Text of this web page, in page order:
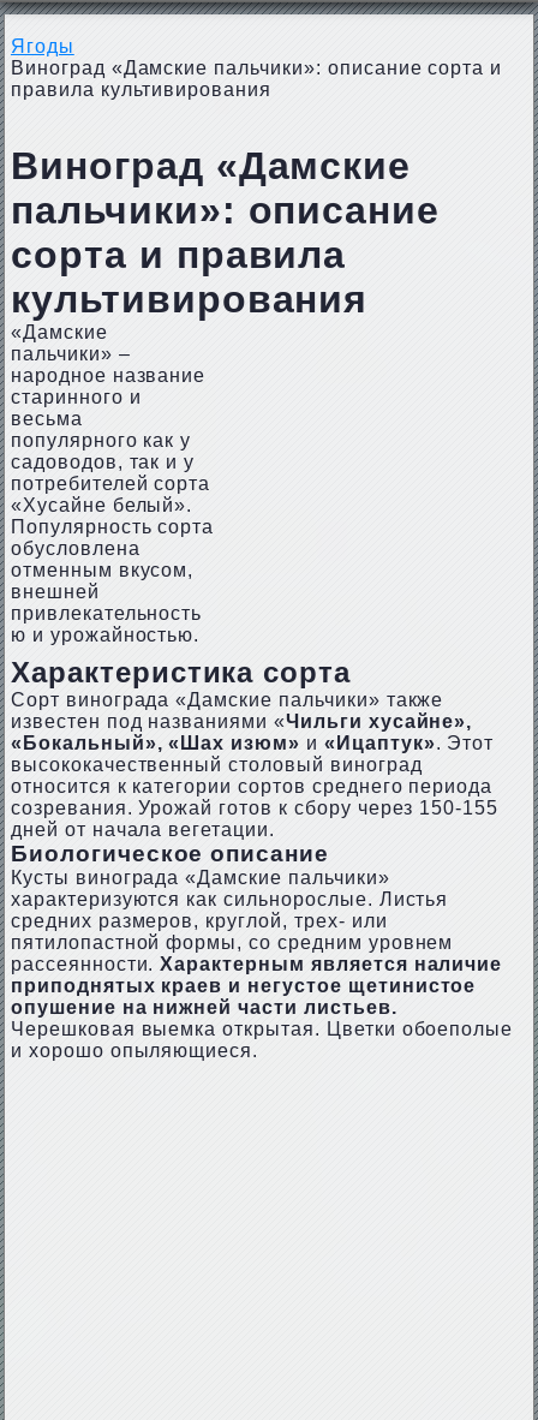
Ягоды
Виноград «Дамские пальчики»: описание сорта и
правила культивирования
Виноград «Дамские
пальчики»: описание
сорта и правила
культивирования
«Дамские
пальчики» –
народное название
старинного и
весьма
популярного как у
садоводов, так и у
потребителей сорта
«Хусайне белый».
Популярность сорта
обусловлена
отменным вкусом,
внешней
привлекательность
ю и урожайностью.
Характеристика сорта
Сорт винограда «Дамские пальчики» также
известен под названиями «Чильги хусайне»,
«Бокальный», «Шах изюм» и «Ицаптук». Этот
высококачественный столовый виноград
относится к категории сортов среднего периода
созревания. Урожай готов к сбору через 150-155
дней от начала вегетации.
Биологическое описание
Кусты винограда «Дамские пальчики»
характеризуются как сильнорослые. Листья
средних размеров, круглой, трех- или
пятилопастной формы, со средним уровнем
рассеянности.Характерным является наличие
приподнятых краев и негустое щетинистое
опушение на нижней части листьев.
Черешковая выемка открытая. Цветки обоеполые
и хорошо опыляющиеся.